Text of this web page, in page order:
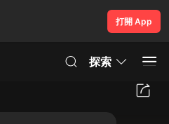
打開 App
探索